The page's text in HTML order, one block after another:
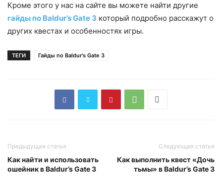
Кроме этого у нас на сайте вы можете найти другие
гайды по Baldur’s Gate 3 который подробно расскажут о
других квестах и особенностях игры.
ТЕГИ Гайды по Baldur's Gate 3
Предыдущая статья
Как найти и использовать
ошейник в Baldur’s Gate 3
Следующая статья
Как выполнить квест «Дочь
тьмы» в Baldur’s Gate 3